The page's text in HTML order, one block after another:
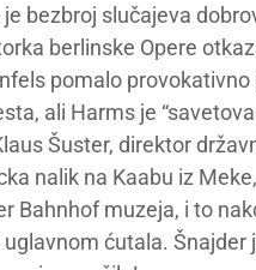
bezbroj slučajeva
berlinske Opere
pomalo
ali Harms je
Šuster, direktor
nalik na Kaabu iz
Bahnhof muzeja, i to
ćutala.